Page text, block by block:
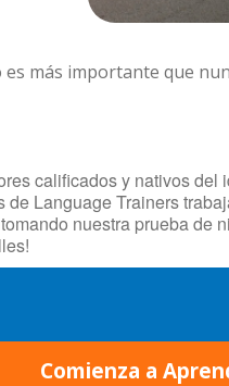
más importante que
calificados y nativos del
Language Trainers
nuestra prueba de
Comienza a